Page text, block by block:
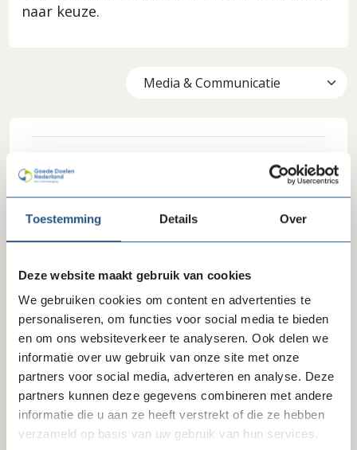
Toestemming Details Over
Deze website maakt gebruik van cookies
We gebruiken cookies om content en advertenties te
personaliseren, om functies voor social media te bieden
en om ons websiteverkeer te analyseren. Ook delen we
informatie over uw gebruik van onze site met onze
partners voor social media, adverteren en analyse. Deze
partners kunnen deze gegevens combineren met andere
informatie die u aan ze heeft verstrekt of die ze hebben
verzameld op basis van uw gebruik van hun services.
naar keuze.
Marketing & fondsenwerving en Media & Communicatie
DPG Media
Media & Communicatie
FD Mediagroep
Marketing & fondsenwerving en Media & Communicatie
Jouw Digitale Thuis
Marketing & fondsenwerving en Media & Communicatie